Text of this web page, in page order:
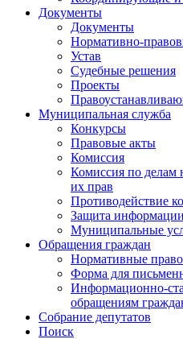
Документы
Документы
Нормативно-
Устав
Судебные решения
Проекты
Муниципальная служба
Конкурсы
Правовые акты
Комиссия
Комиссия по делам
их прав
Противодействие
Защита
Муниципальные
Обращения граждан
Нормативные
Форма для
Информационно-
обращениям
Собрание депутатов
Поиск